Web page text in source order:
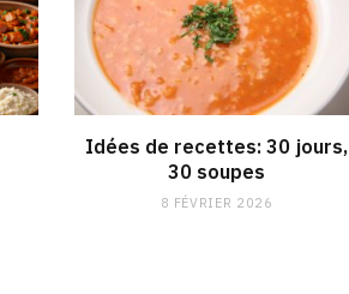
Idées de recettes: 30 jours,
30 soupes
8 FÉVRIER 2026